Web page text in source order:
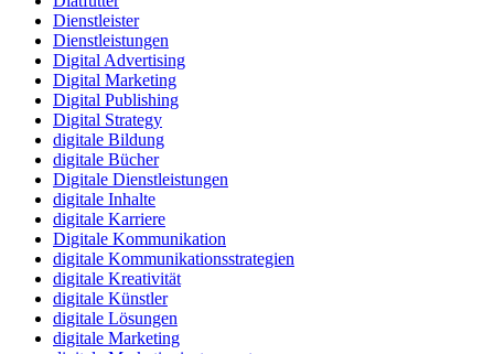
Dienstleister
Dienstleistungen
Digital Advertising
Digital Marketing
Digital Publishing
Digital Strategy
digitale Bildung
digitale Bücher
Digitale Dienstleistungen
digitale Inhalte
digitale Karriere
Digitale Kommunikation
digitale Kommunikationsstrategien
digitale Kreativität
digitale Künstler
digitale Lösungen
digitale Marketing